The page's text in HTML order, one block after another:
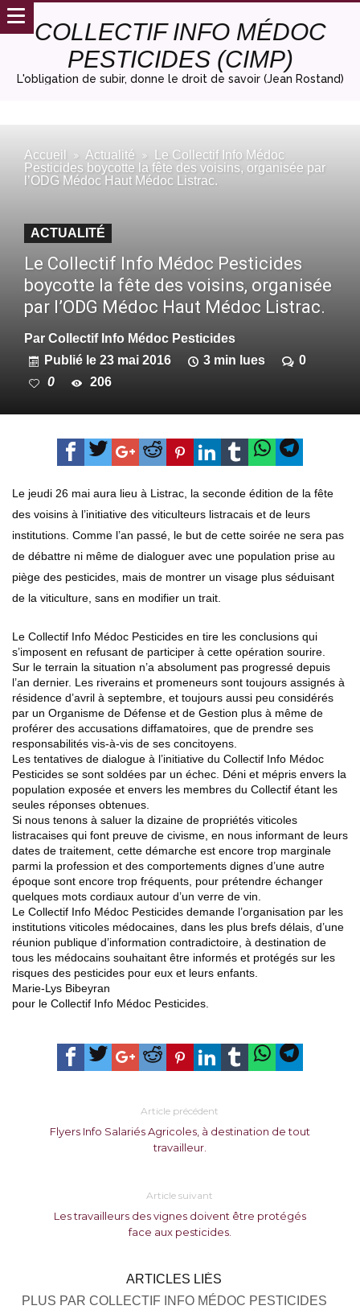
COLLECTIF INFO MÉDOC
PESTICIDES (CIMP)
L'obligation de subir, donne le droit de savoir (Jean Rostand)
Accueil Actualité
Le Collectif Info Médoc
Pesticides boycotte la fête des voisins, organisée par
l’ODG Médoc Haut Médoc Listrac.
ACTUALITÉ
Le Collectif Info Médoc Pesticides
boycotte la fête des voisins, organisée
par l’ODG Médoc Haut Médoc Listrac.
Par Collectif Info Médoc Pesticides
Publié le 23 mai 2016 3 min lues
0
0
206
Le jeudi 26 mai aura lieu à Listrac, la seconde édition de la fête
des voisins à l’initiative des viticulteurs listracais et de leurs
institutions. Comme l’an passé, le but de cette soirée ne sera pas
de débattre ni même de dialoguer avec une population prise au
piège des pesticides, mais de montrer un visage plus séduisant
de la viticulture, sans en modifier un trait.
Le Collectif Info Médoc Pesticides en tire les conclusions qui
s’imposent en refusant de participer à cette opération sourire.
Sur le terrain la situation n’a absolument pas progressé depuis
l’an dernier. Les riverains et promeneurs sont toujours assignés à
résidence d’avril à septembre, et toujours aussi peu considérés
par un Organisme de Défense et de Gestion plus à même de
proférer des accusations diffamatoires, que de prendre ses
responsabilités vis-à-vis de ses concitoyens.
Les tentatives de dialogue à l’initiative du Collectif Info Médoc
Pesticides se sont soldées par un échec. Déni et mépris envers la
population exposée et envers les membres du Collectif étant les
seules réponses obtenues.
Si nous tenons à saluer la dizaine de propriétés viticoles
listracaises qui font preuve de civisme, en nous informant de leurs
dates de traitement, cette démarche est encore trop marginale
parmi la profession et des comportements dignes d’une autre
époque sont encore trop fréquents, pour prétendre échanger
quelques mots cordiaux autour d’un verre de vin.
Le Collectif Info Médoc Pesticides demande l’organisation par les
institutions viticoles médocaines, dans les plus brefs délais, d’une
réunion publique d’information contradictoire, à destination de
tous les médocains souhaitant être informés et protégés sur les
risques des pesticides pour eux et leurs enfants.
Marie-Lys Bibeyran
pour le Collectif Info Médoc Pesticides.
Article précédent
Flyers Info Salariés Agricoles, à destination de tout
travailleur.
Article suivant
Les travailleurs des vignes doivent être protégés
face aux pesticides.
ARTICLES LIÉS
PLUS PAR COLLECTIF INFO MÉDOC PESTICIDES